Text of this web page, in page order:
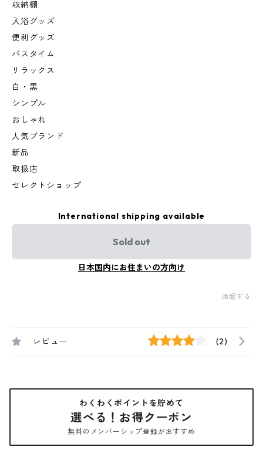
収納棚
入浴グッズ
便利グッズ
バスタイム
リラックス
白・黒
シンプル
おしゃれ
人気ブランド
新品
取扱店
セレクトショップ
International shipping available
Sold out
日本国内にお住まいの方向け
通報する
レビュー (2)
わくわくポイントを貯めて
選べる！お得クーポン
無料のメンバーシップ登録がおすすめ